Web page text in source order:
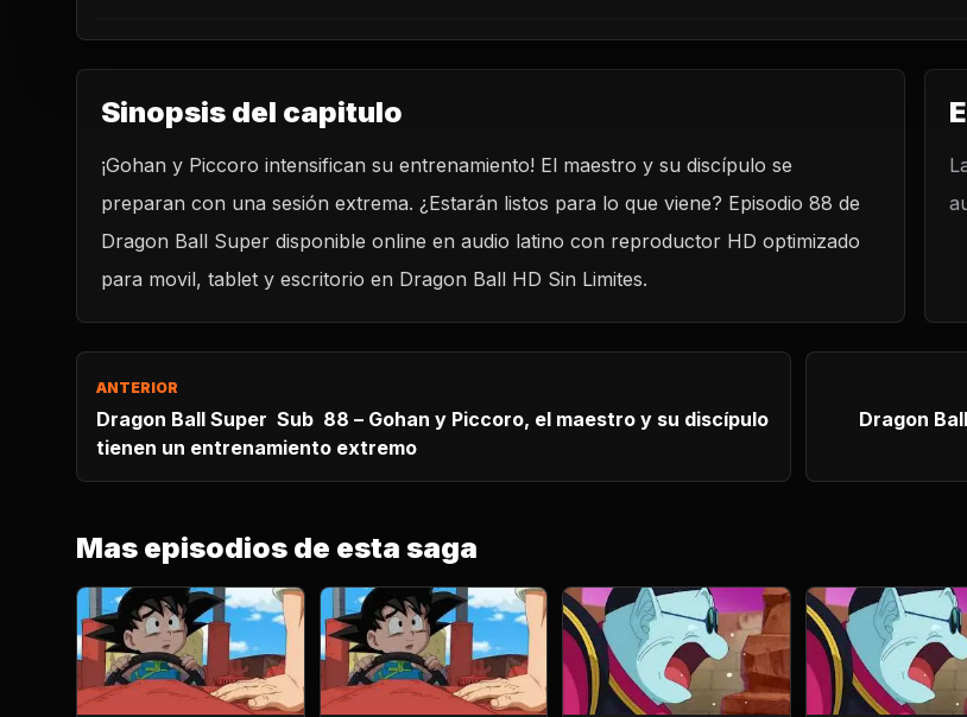
REPRODUCIR CAPITULO
Dragon Ball Super Latino - 88 – Gohan y Piccoro, el maestro y
su discípulo tienen un entrenamiento extremo
CARGAR REPRODUCTOR
Sinopsis del capitulo
¡Gohan y Piccoro intensifican su entrenamiento! El maestro y su discípulo se
preparan con una sesión extrema. ¿Estarán listos para lo que viene? Episodio 88 de
Dragon Ball Super disponible online en audio latino con reproductor HD optimizado
para movil, tablet y escritorio en Dragon Ball HD Sin Limites.
ANTERIOR
Dragon Ball Super Sub 88 – Gohan y Piccoro, el maestro y su discípulo
tienen un entrenamiento extremo
Dragon Ball Super Sub 89 –
Mas episodios de esta saga